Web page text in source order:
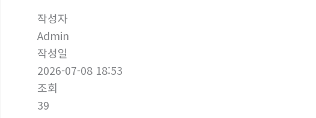
작성자
Admin
작성일
2026-07-08 18:53
조회
39